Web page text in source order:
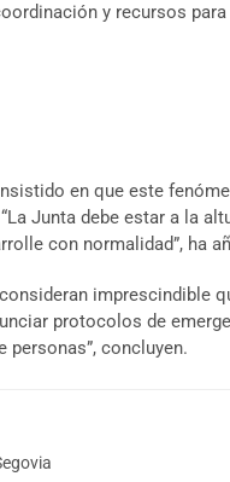
y recursos
en que este
Junta debe estar a la
con normalidad”, ha
imprescindible
protocolos de
personas”, concluyen.